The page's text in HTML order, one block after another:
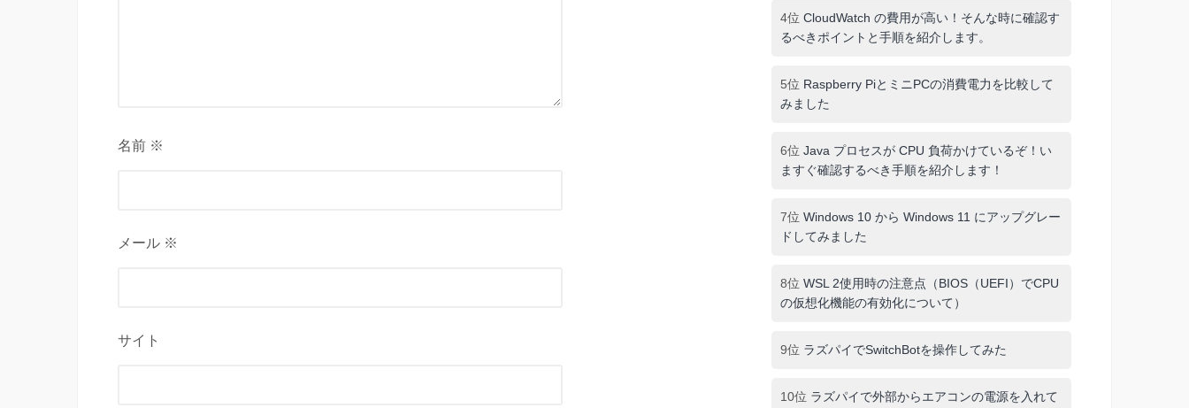
名前 ※
メール ※
サイト
4位 CloudWatch の費用が高い！そんな時に確認す
るべきポイントと手順を紹介します。
5位 Raspberry PiとミニPCの消費電力を比較して
みました
6位 Java プロセスが CPU 負荷かけているぞ！い
ますぐ確認するべき手順を紹介します！
7位 Windows 10 から Windows 11 にアップグレー
ドしてみました
8位 WSL 2使用時の注意点（BIOS（UEFI）でCPU
の仮想化機能の有効化について）
9位 ラズパイでSwitchBotを操作してみた
10位 ラズパイで外部からエアコンの電源を入れて